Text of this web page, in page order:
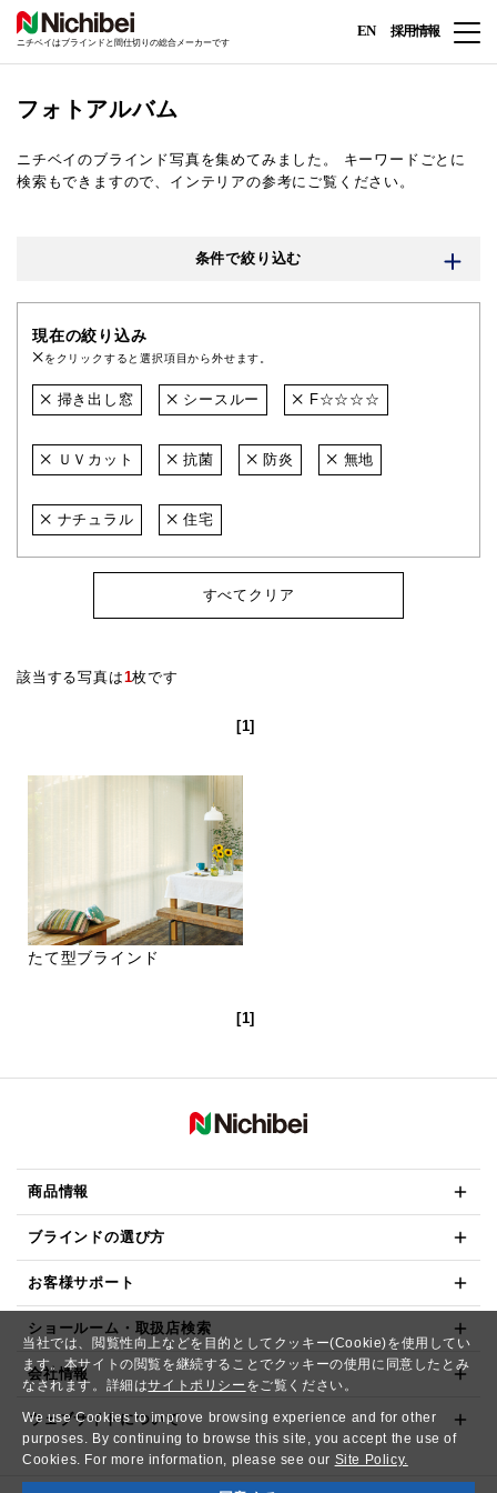
当社では、閲覧性向上などを目的としてクッキー(Cookie)を使用してい
ます。本サイトの閲覧を継続することでクッキーの使用に同意したとみ
なされます。詳細はサイトポリシー をご覧ください。
We use Cookies to improve browsing experience and for other
purposes. By continuing to browse this site, you accept the use of
Cookies. For more information, please see our Site Policy.
ニチベイはブラインドと間仕切りの総合メーカーです
EN 採用情報
フォトアルバム
ニチベイのブラインド写真を集めてみました。
キーワードごとに
検索もできますので、インテリアの参考にご覧ください。
条件で絞り込む
現在の絞り込み
をクリックすると選択項目から外せます。
掃き出し窓 シースルー F☆☆☆☆
ＵＶカット 抗菌 防炎 無地
ナチュラル 住宅
すべてクリア
該当する写真は1枚です
[1]
たて型ブラインド
[1]
商品情報
ブラインドの選び方
お客様サポート
ショールーム・取扱店検索
会社情報
ウェブサイトについて